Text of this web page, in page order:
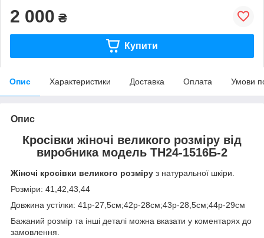
2 000 ₴
Купити
Опис Характеристики Доставка Оплата Умови
Опис
Кросівки жіночі великого розміру від
виробника модель ТН24-1516Б-2
Жіночі кросівки великого розміру з натуральної шкіри.
Розміри: 41,42,43,44
Довжина устілки: 41р-27,5см;42р-28см;43р-28,5см;44р-29см
Бажаний розмір та інші деталі можна вказати у коментарях до
замовлення.